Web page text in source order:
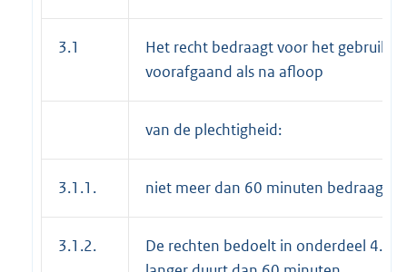
3.1
Het recht bedraagt voor het gebruik
voorafgaand als na afloop
van de plechtigheid:
3.1.1. niet meer dan 60 minuten bedraagt
3.1.2.
De rechten bedoelt in onderdeel